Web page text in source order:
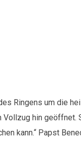
Ringens um die
hin geöffnet.
kann.“ Papst